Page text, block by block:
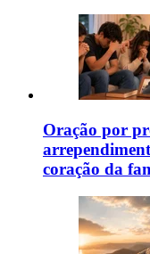
Oração por
coração da